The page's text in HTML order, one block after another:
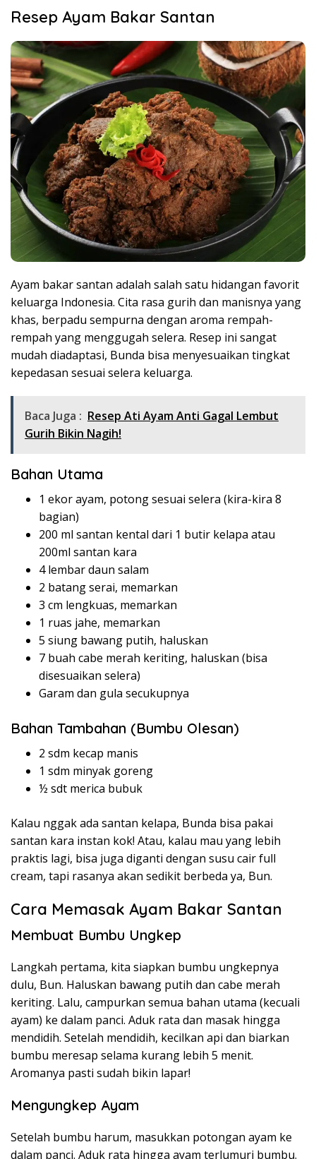
Resep Ayam Bakar Santan
Ayam bakar santan adalah salah satu hidangan favorit
keluarga Indonesia. Cita rasa gurih dan manisnya yang
khas, berpadu sempurna dengan aroma rempah-
rempah yang menggugah selera. Resep ini sangat
mudah diadaptasi, Bunda bisa menyesuaikan tingkat
kepedasan sesuai selera keluarga.
Baca Juga : Resep Ati Ayam Anti Gagal Lembut
Gurih Bikin Nagih!
Bahan Utama
1 ekor ayam, potong sesuai selera (kira-kira 8
bagian)
200 ml santan kental dari 1 butir kelapa atau
200ml santan kara
4 lembar daun salam
2 batang serai, memarkan
3 cm lengkuas, memarkan
1 ruas jahe, memarkan
5 siung bawang putih, haluskan
7 buah cabe merah keriting, haluskan (bisa
disesuaikan selera)
Garam dan gula secukupnya
Bahan Tambahan (Bumbu Olesan)
2 sdm kecap manis
1 sdm minyak goreng
½ sdt merica bubuk
Kalau nggak ada santan kelapa, Bunda bisa pakai
santan kara instan kok! Atau, kalau mau yang lebih
praktis lagi, bisa juga diganti dengan susu cair full
cream, tapi rasanya akan sedikit berbeda ya, Bun.
Cara Memasak Ayam Bakar Santan
Membuat Bumbu Ungkep
Langkah pertama, kita siapkan bumbu ungkepnya
dulu, Bun. Haluskan bawang putih dan cabe merah
keriting. Lalu, campurkan semua bahan utama (kecuali
ayam) ke dalam panci. Aduk rata dan masak hingga
mendidih. Setelah mendidih, kecilkan api dan biarkan
bumbu meresap selama kurang lebih 5 menit.
Aromanya pasti sudah bikin lapar!
Mengungkep Ayam
Setelah bumbu harum, masukkan potongan ayam ke
dalam panci. Aduk rata hingga ayam terlumuri bumbu.